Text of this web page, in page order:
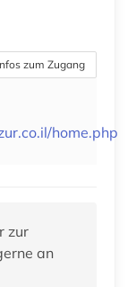
zum Zugang
home.php
zur
an